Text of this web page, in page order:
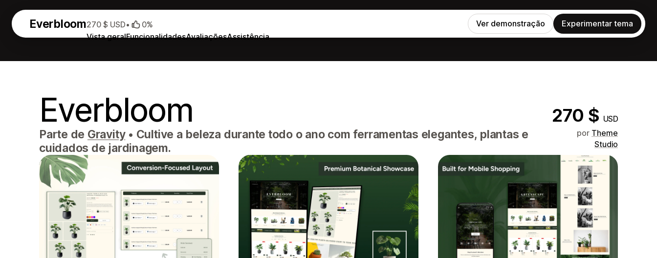
Everbloom
Vista geralFuncionalidadesAvaliaçõesAssistência
270 $ USD• 0% Ver demonstração Experimentar tema
Everbloom 270 $ USD
Parte de Gravity • Cultive a beleza durante todo o ano com ferramentas elegantes, plantas e
cuidados de jardinagem.
por Theme
Studio